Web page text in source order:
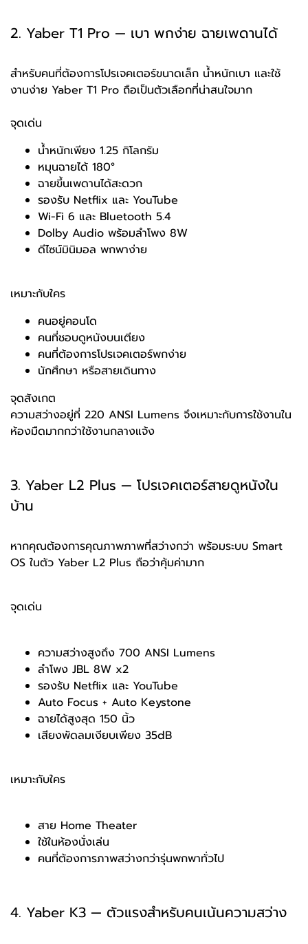
2. Yaber T1 Pro — เบา พกง่าย ฉายเพดานได้
สำหรับคนที่ต้องการโปรเจคเตอร์ขนาดเล็ก น้ำหนักเบา และใช้
งานง่าย Yaber T1 Pro ถือเป็นตัวเลือกที่น่าสนใจมาก
จุดเด่น
น้ำหนักเพียง 1.25 กิโลกรัม
หมุนฉายได้ 180°
ฉายขึ้นเพดานได้สะดวก
รองรับ Netflix และ YouTube
Wi-Fi 6 และ Bluetooth 5.4
Dolby Audio พร้อมลำโพง 8W
ดีไซน์มินิมอล พกพาง่าย
เหมาะกับใคร
คนอยู่คอนโด
คนที่ชอบดูหนังบนเตียง
คนที่ต้องการโปรเจคเตอร์พกง่าย
นักศึกษา หรือสายเดินทาง
จุดสังเกต
ความสว่างอยู่ที่ 220 ANSI Lumens จึงเหมาะกับการใช้งานใน
ห้องมืดมากกว่าใช้งานกลางแจ้ง
3. Yaber L2 Plus — โปรเจคเตอร์สายดูหนังใน
บ้าน
หากคุณต้องการคุณภาพภาพที่สว่างกว่า พร้อมระบบ Smart
OS ในตัว Yaber L2 Plus ถือว่าคุ้มค่ามาก
จุดเด่น
ความสว่างสูงถึง 700 ANSI Lumens
ลำโพง JBL 8W x2
รองรับ Netflix และ YouTube
Auto Focus + Auto Keystone
ฉายได้สูงสุด 150 นิ้ว
เสียงพัดลมเงียบเพียง 35dB
เหมาะกับใคร
สาย Home Theater
ใช้ในห้องนั่งเล่น
คนที่ต้องการภาพสว่างกว่ารุ่นพกพาทั่วไป
4. Yaber K3 — ตัวแรงสำหรับคนเน้นความสว่าง